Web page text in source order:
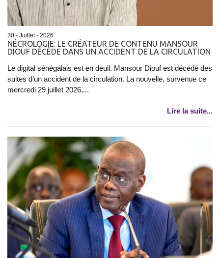
30 - Juillet - 2026
NÉCROLOGIE: LE CRÉATEUR DE CONTENU MANSOUR
DIOUF DÉCÈDE DANS UN ACCIDENT DE LA CIRCULATION
Le digital sénégalais est en deuil. Mansour Diouf est décédé des
suites d’un accident de la circulation. La nouvelle, survenue ce
mercredi 29 juillet 2026,...
Lire la suite...